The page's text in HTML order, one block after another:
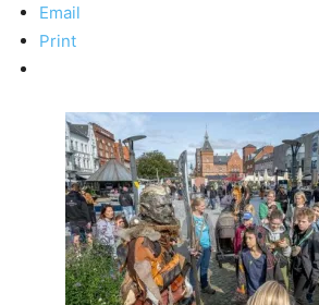
Email
Print